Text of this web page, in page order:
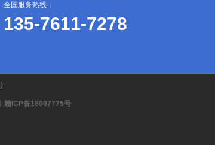
全国服务热线：
135-7611-7278
:赣ICP备18007775号